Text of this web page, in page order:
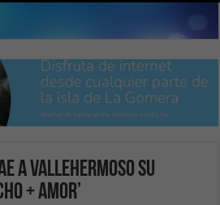
a Vallehermoso su
+ amor’